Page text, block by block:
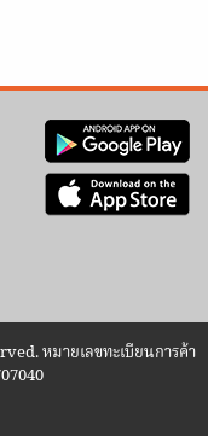
หมายเลขทะเบียนการค้า